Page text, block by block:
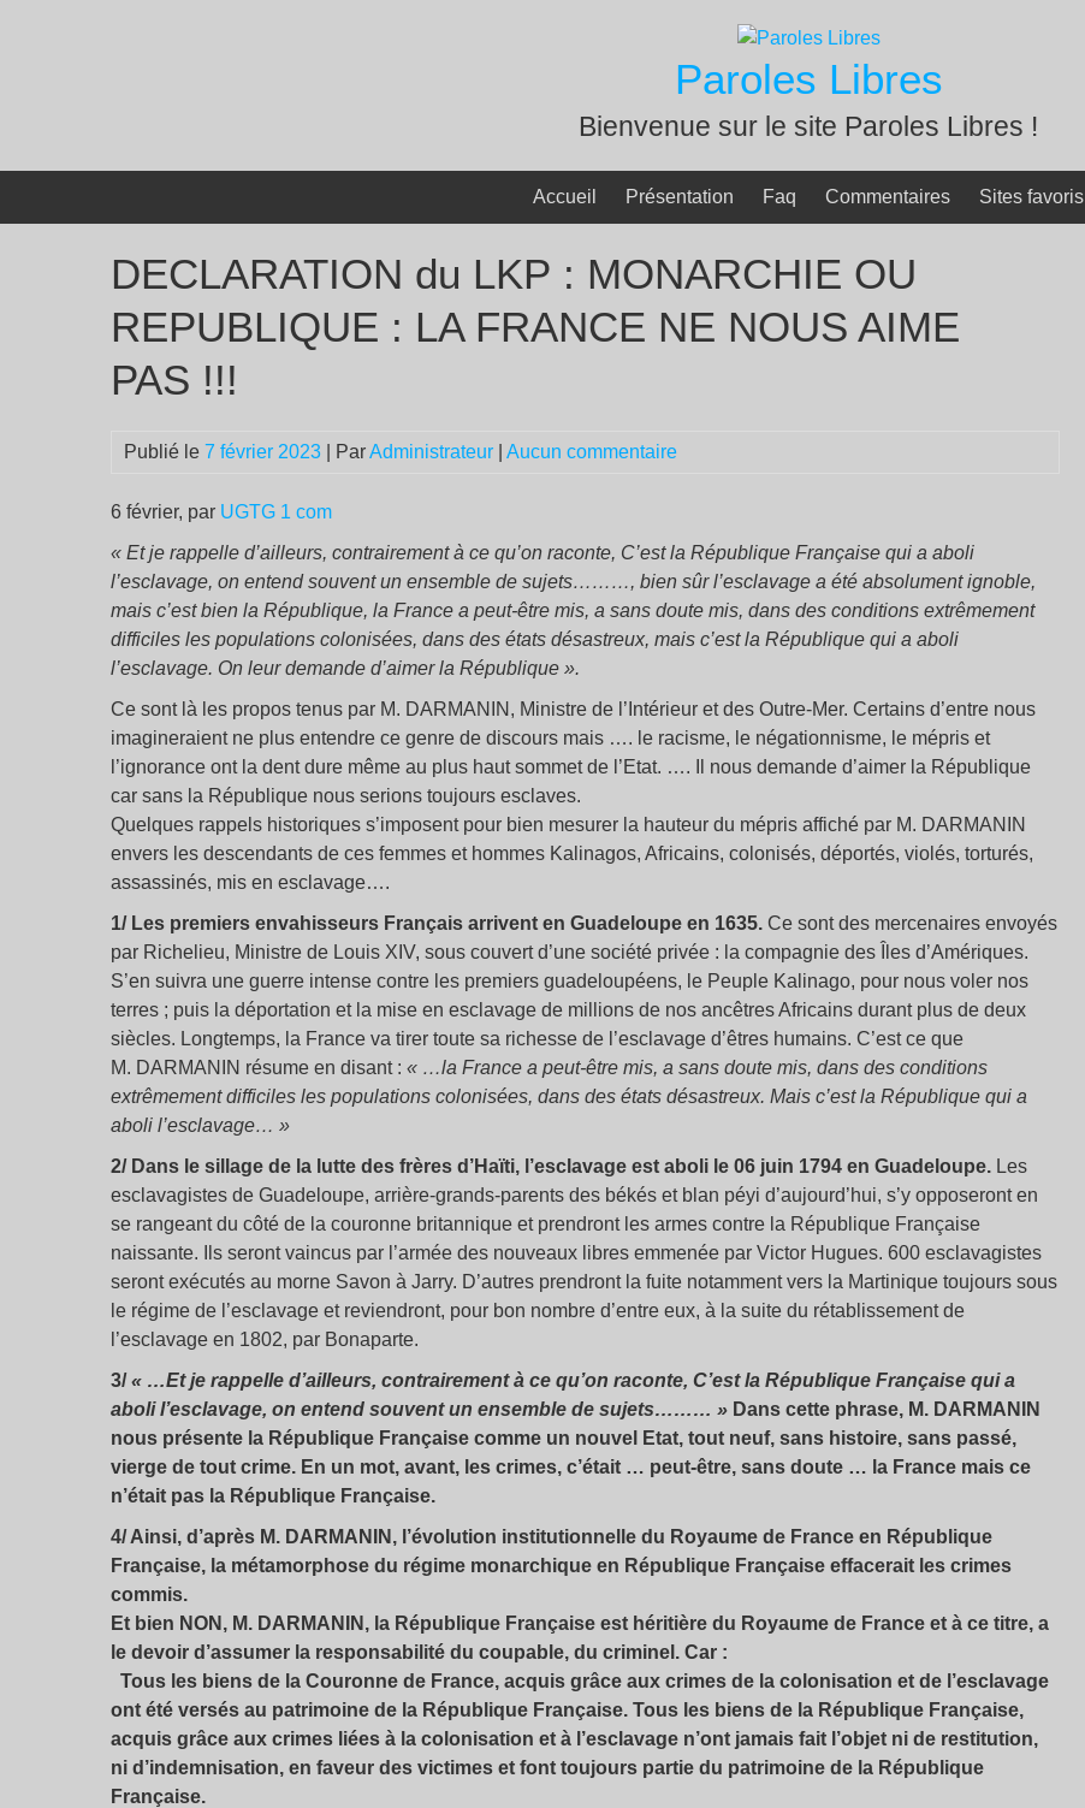
Paroles Libres
Bienvenue sur le site Paroles Libres !
Accueil Présentation Faq Commentaires Sites favoris
DECLARATION du LKP : MONARCHIE OU
REPUBLIQUE : LA FRANCE NE NOUS AIME
PAS !!!
Publié le 7 février 2023 | ParAdministrateur Aucun commentaire
6 février, par UGTG 1 com
« Et je rappelle d’ailleurs, contrairement à ce qu’on raconte, C’est la République Française qui a aboli
l’esclavage, on entend souvent un ensemble de sujets………, bien sûr l’esclavage a été absolument ignoble,
mais c’est bien la République, la France a peut-être mis, a sans doute mis, dans des conditions extrêmement
difficiles les populations colonisées, dans des états désastreux, mais c’est la République qui a aboli
l’esclavage. On leur demande d’aimer la République ».
Ce sont là les propos tenus par M. DARMANIN, Ministre de l’Intérieur et des Outre-Mer. Certains d’entre nous
imagineraient ne plus entendre ce genre de discours mais …. le racisme, le négationnisme, le mépris et
l’ignorance ont la dent dure même au plus haut sommet de l’Etat. …. Il nous demande d’aimer la République
car sans la République nous serions toujours esclaves.
Quelques rappels historiques s’imposent pour bien mesurer la hauteur du mépris affiché par M. DARMANIN
envers les descendants de ces femmes et hommes Kalinagos, Africains, colonisés, déportés, violés, torturés,
assassinés, mis en esclavage….
1/ Les premiers envahisseurs Français arrivent en Guadeloupe en 1635. Ce sont des mercenaires envoyés
par Richelieu, Ministre de Louis XIV, sous couvert d’une société privée : la compagnie des Îles d’Amériques.
S’en suivra une guerre intense contre les premiers guadeloupéens, le Peuple Kalinago, pour nous voler nos
terres ; puis la déportation et la mise en esclavage de millions de nos ancêtres Africains durant plus de deux
siècles. Longtemps, la France va tirer toute sa richesse de l’esclavage d’êtres humains. C’est ce que
M. DARMANIN résume en disant : « …la France a peut-être mis, a sans doute mis, dans des conditions
extrêmement difficiles les populations colonisées, dans des états désastreux. Mais c’est la République qui a
aboli l’esclavage… »
2/ Dans le sillage de la lutte des frères d’Haïti, l’esclavage est aboli le 06 juin 1794 en Guadeloupe. Les
esclavagistes de Guadeloupe, arrière-grands-parents des békés et blan péyi d’aujourd’hui, s’y opposeront en
se rangeant du côté de la couronne britannique et prendront les armes contre la République Française
naissante. Ils seront vaincus par l’armée des nouveaux libres emmenée par Victor Hugues. 600 esclavagistes
seront exécutés au morne Savon à Jarry. D’autres prendront la fuite notamment vers la Martinique toujours sous
le régime de l’esclavage et reviendront, pour bon nombre d’entre eux, à la suite du rétablissement de
l’esclavage en 1802, par Bonaparte.
3/« …Et je rappelle d’ailleurs, contrairement à ce qu’on raconte, C’est la République Française qui a
aboli l’esclavage, on entend souvent un ensemble de sujets……… » Dans cette phrase, M. DARMANIN
nous présente la République Française comme un nouvel Etat, tout neuf, sans histoire, sans passé,
vierge de tout crime. En un mot, avant, les crimes, c’était … peut-être, sans doute … la France mais ce
n’était pas la République Française.
4/ Ainsi, d’après M. DARMANIN, l’évolution institutionnelle du Royaume de France en République
Française, la métamorphose du régime monarchique en République Française effacerait les crimes
commis.
Et bien NON, M. DARMANIN, la République Française est héritière du Royaume de France et à ce titre, a
le devoir d’assumer la responsabilité du coupable, du criminel. Car :
Tous les biens de la Couronne de France, acquis grâce aux crimes de la colonisation et de l’esclavage
ont été versés au patrimoine de la République Française. Tous les biens de la République Française,
acquis grâce aux crimes liées à la colonisation et à l’esclavage n’ont jamais fait l’objet ni de restitution,
ni d’indemnisation, en faveur des victimes et font toujours partie du patrimoine de la République
Française.